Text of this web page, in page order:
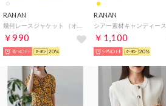
RANAN
￥990
92%OFF 20%
RANAN
￥1,100
59%OFF 20%